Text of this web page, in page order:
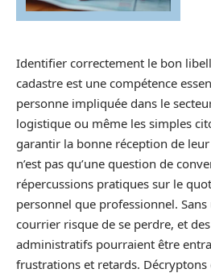
Identifier correctement le bon
cadastre est une compétence
personne impliquée dans le
logistique ou même les simples
garantir la bonne réception de
n’est pas qu’une question de
répercussions pratiques sur le
personnel que professionnel.
courrier risque de se perdre, et
administratifs pourraient être
frustrations et retards. Décryptons